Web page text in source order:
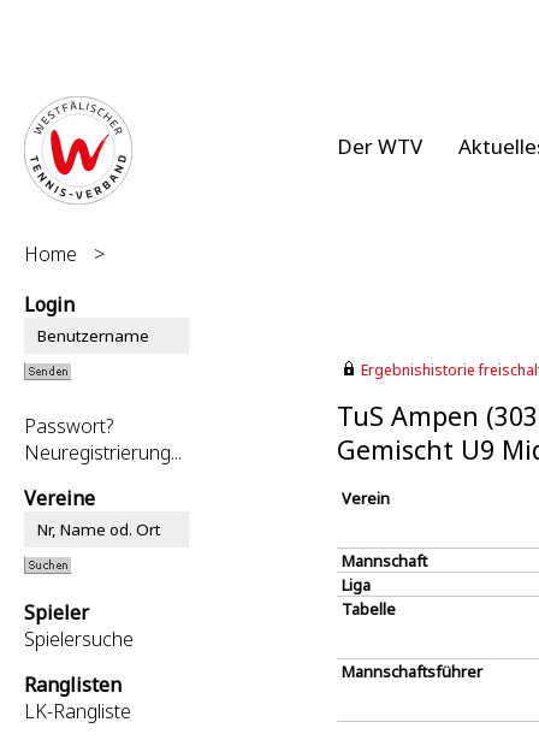
Der WTV
Home
>
Login
Passwort?
Neuregistrierung...
Vereine
Spieler
Spielersuche
Ranglisten
LK-Rangliste
Ergebnishistorie
TuS Ampen
Gemischt U9
Verein
Mannschaft
Liga
Tabelle
Mannschaftsführer